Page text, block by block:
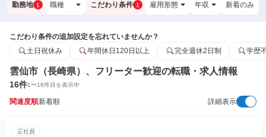
勤務地 1 職種 こだわり条件 1 雇用形態 年収 新着のみ
こだわり条件の追加設定を忘れていませんか？
土日祝休み
年間休日120日以上 完全週休2日制 学歴
雲仙市（長崎県）、フリーター歓迎の転職・求人情報
16件1〜16件目を表示中
関連度順新着順 詳細表示
正社員